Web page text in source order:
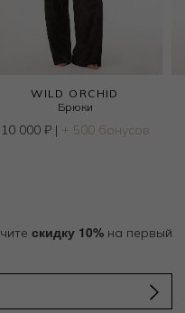
WILD ORCHID
Брюки
10 000 ₽| + 500 бонусов
скидку 10% на первый